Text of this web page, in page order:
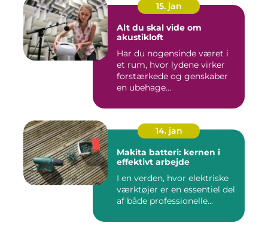
15. jan
Alt du skal vide om
akustikloft
Har du nogensinde været i
et rum, hvor lydene virker
forstærkede og genskaber
en ubehage...
14. jan
Makita batteri: kernen i
effektivt arbejde
I en verden, hvor elektriske
værktøjer er en essentiel del
af både professionelle...